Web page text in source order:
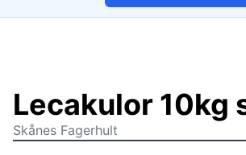
Lecakulor 10kg
Skånes Fagerhult